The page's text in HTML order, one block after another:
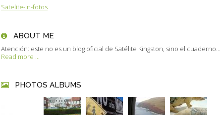
Satelite-in-fotos
ABOUT ME
Atención: este no es un blog oficial de Satélite Kingston, sino el cuaderno...
Read more ...
PHOTOS ALBUMS